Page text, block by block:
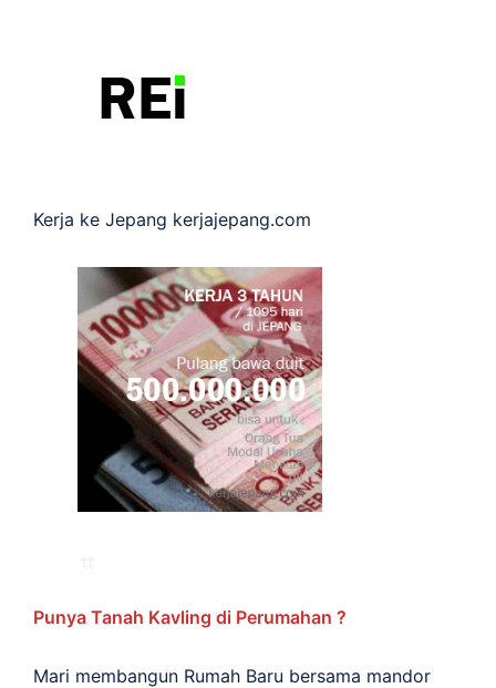
Kerja ke Jepang kerjajepang.com
Punya Tanah Kavling di Perumahan ?
Mari membangun Rumah Baru bersama mandor